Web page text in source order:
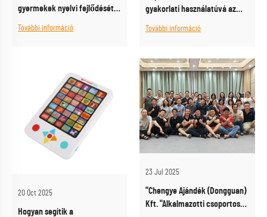
gyermekek nyelvi fejlődését
További információ
gyakorlati használatúvá az
További információ
20 Oct 2025
Hogyan segítik a
23 Jul 2025
"Chengye Ajándék (Dongguan)
Kft. "Alkalmazotti csoportos